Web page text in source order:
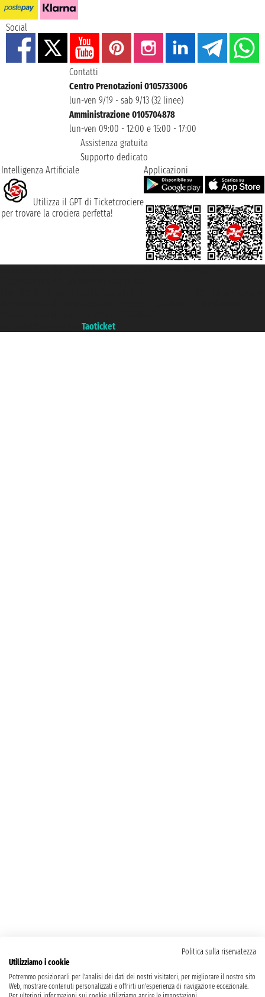
Social
Contatti
Centro Prenotazioni 0105733006
lun-ven 9/19 - sab 9/13 (32 linee)
Amministrazione 0105704878
lun-ven 09:00 - 12:00 e 15:00 - 17:00
Assistenza gratuita
Supporto dedicato
Intelligenza Artificiale
Utilizza il GPT di Ticketcrociere
per trovare la crociera perfetta!
Applicazioni
Taoticket
Politica sulla riservatezza
Utilizziamo i cookie
Potremmo posizionarli per l'analisi dei dati dei nostri visitatori, per migliorare il nostro sito
Web, mostrare contenuti personalizzati e offrirti un'esperienza di navigazione eccezionale.